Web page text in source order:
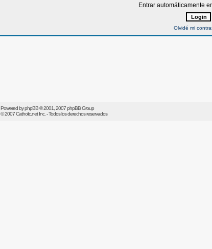
Entrar automáticamente
Olvidé mi
Powered byphpBB© 2001, 2007 phpBB Group
© 2007Catholic.netInc. - Todos los derechos reservados